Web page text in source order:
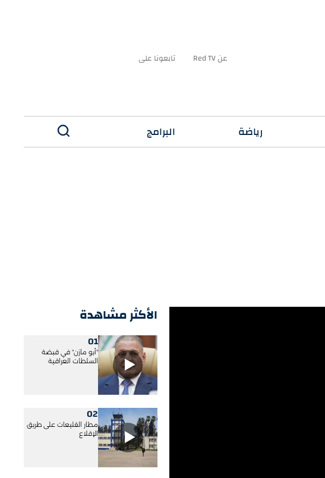
عن Red TV تابعونا على
رياضة البرامج
الأكثر مشاهدة
01
"أبو مازن" في قبضة
السلطات العراقية
02
مطار القليعات على طريق
الإقلاع